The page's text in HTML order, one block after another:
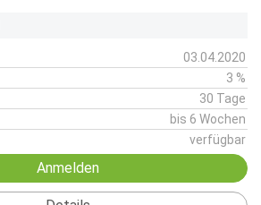
03.04.2020
3 %
30 Tage
bis 6 Wochen
verfügbar
Anmelden